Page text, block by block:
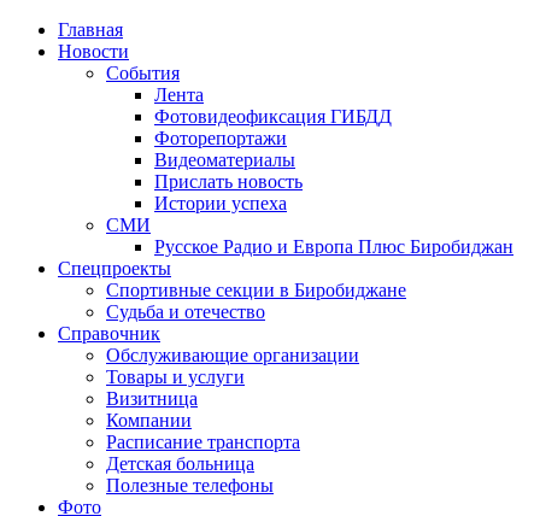
Главная
Новости
События
Лента
Фотовидеофиксация ГИБДД
Фоторепортажи
Видеоматериалы
Прислать новость
Истории успеха
СМИ
Русское Радио и Европа Плюс Биробиджан
Спецпроекты
Спортивные секции в Биробиджане
Судьба и отечество
Справочник
Обслуживающие организации
Товары и услуги
Визитница
Компании
Расписание транспорта
Детская больница
Полезные телефоны
Фото